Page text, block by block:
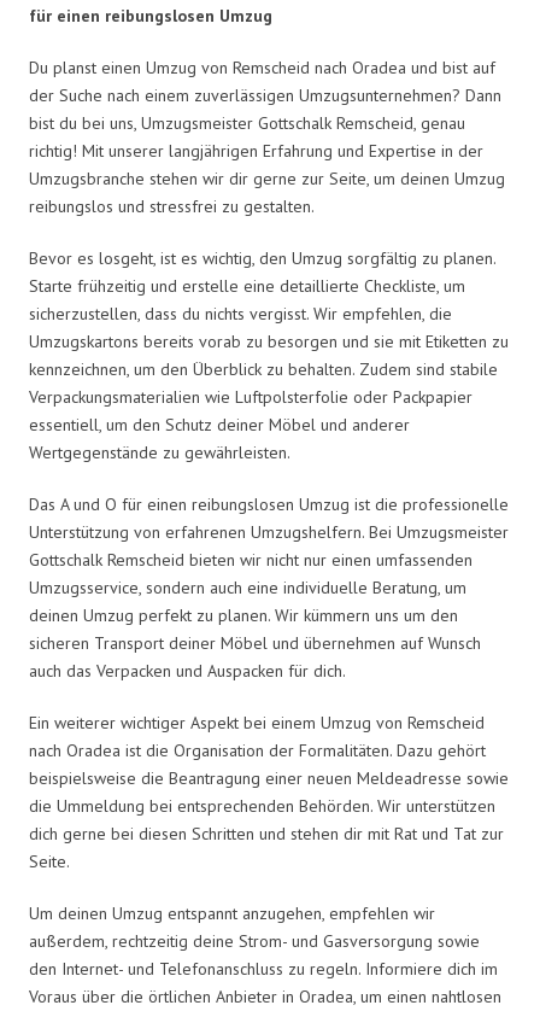
für einen reibungslosen Umzug
Du planst einen Umzug von Remscheid nach Oradea und bist auf
der Suche nach einem zuverlässigen Umzugsunternehmen? Dann
bist du bei uns, Umzugsmeister Gottschalk Remscheid, genau
richtig! Mit unserer langjährigen Erfahrung und Expertise in der
Umzugsbranche stehen wir dir gerne zur Seite, um deinen Umzug
reibungslos und stressfrei zu gestalten.
Bevor es losgeht, ist es wichtig, den Umzug sorgfältig zu planen.
Starte frühzeitig und erstelle eine detaillierte Checkliste, um
sicherzustellen, dass du nichts vergisst. Wir empfehlen, die
Umzugskartons bereits vorab zu besorgen und sie mit Etiketten zu
kennzeichnen, um den Überblick zu behalten. Zudem sind stabile
Verpackungsmaterialien wie Luftpolsterfolie oder Packpapier
essentiell, um den Schutz deiner Möbel und anderer
Wertgegenstände zu gewährleisten.
Das A und O für einen reibungslosen Umzug ist die professionelle
Unterstützung von erfahrenen Umzugshelfern. Bei Umzugsmeister
Gottschalk Remscheid bieten wir nicht nur einen umfassenden
Umzugsservice, sondern auch eine individuelle Beratung, um
deinen Umzug perfekt zu planen. Wir kümmern uns um den
sicheren Transport deiner Möbel und übernehmen auf Wunsch
auch das Verpacken und Auspacken für dich.
Ein weiterer wichtiger Aspekt bei einem Umzug von Remscheid
nach Oradea ist die Organisation der Formalitäten. Dazu gehört
beispielsweise die Beantragung einer neuen Meldeadresse sowie
die Ummeldung bei entsprechenden Behörden. Wir unterstützen
dich gerne bei diesen Schritten und stehen dir mit Rat und Tat zur
Seite.
Um deinen Umzug entspannt anzugehen, empfehlen wir
außerdem, rechtzeitig deine Strom- und Gasversorgung sowie
den Internet- und Telefonanschluss zu regeln. Informiere dich im
Voraus über die örtlichen Anbieter in Oradea, um einen nahtlosen